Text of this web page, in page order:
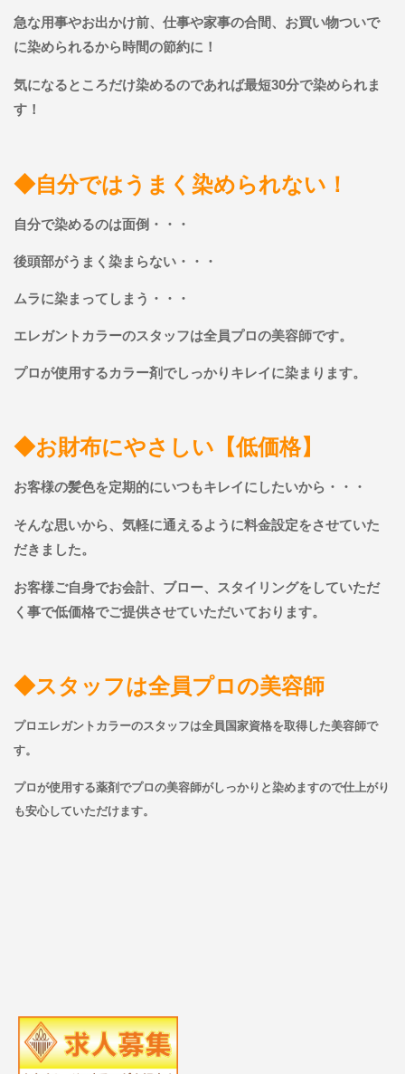
急な用事やお出かけ前、仕事や家事の合間、お買い物ついで
に染められるから時間の節約に！
気になるところだけ染めるのであれば最短30分で染められま
す！
◆自分ではうまく染められない！
自分で染めるのは面倒・・・
後頭部がうまく染まらない・・・
ムラに染まってしまう・・・
エレガントカラーのスタッフは全員プロの美容師です。
プロが使用するカラー剤でしっかりキレイに染まります。
◆お財布にやさしい【低価格】
お客様の髪色を定期的にいつもキレイにしたいから・・・
そんな思いから、気軽に通えるように料金設定をさせていた
だきました。
お客様ご自身でお会計、ブロー、スタイリングをしていただ
く事で低価格でご提供させていただいております。
◆スタッフは全員プロの美容師
プロエレガントカラーのスタッフは全員国家資格を取得した美容師で
す。
プロが使用する薬剤でプロの美容師がしっかりと染めますので仕上がり
も安心していただけます。